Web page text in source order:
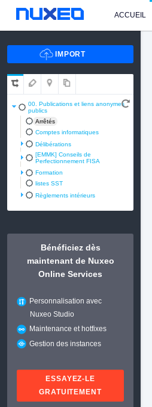
ACCUEIL
00. Publications et liens anonymes
publics
Arrêtés
Comptes informatiques
Délibérations
[EMMK] Conseils de
Perfectionnement FISA
Formation
listes SST
Règlements intérieurs
Bénéficiez dès
maintenant de Nuxeo
Online Services
Personnalisation avec
Nuxeo Studio
Maintenance et hotfixes
Gestion des instances
ESSAYEZ-LE
GRATUITEMENT